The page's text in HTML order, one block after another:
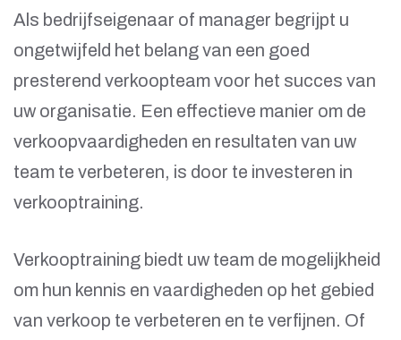
Als bedrijfseigenaar of manager begrijpt u
ongetwijfeld het belang van een goed
presterend verkoopteam voor het succes van
uw organisatie. Een effectieve manier om de
verkoopvaardigheden en resultaten van uw
team te verbeteren, is door te investeren in
verkooptraining.
Verkooptraining biedt uw team de mogelijkheid
om hun kennis en vaardigheden op het gebied
van verkoop te verbeteren en te verfijnen. Of